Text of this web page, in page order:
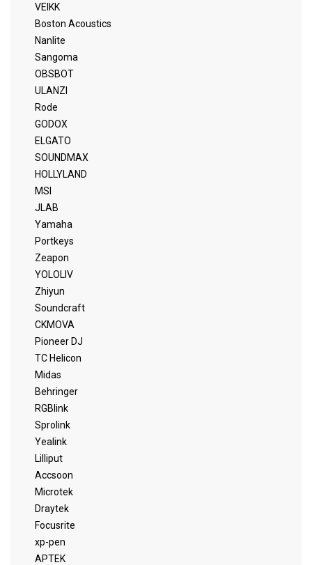
VEIKK
Boston Acoustics
Nanlite
Sangoma
OBSBOT
ULANZI
Rode
GODOX
ELGATO
SOUNDMAX
HOLLYLAND
MSI
JLAB
Yamaha
Portkeys
Zeapon
YOLOLIV
Zhiyun
Soundcraft
CKMOVA
Pioneer DJ
TC Helicon
Midas
Behringer
RGBlink
Sprolink
Yealink
Lilliput
Accsoon
Microtek
Draytek
Focusrite
xp-pen
APTEK